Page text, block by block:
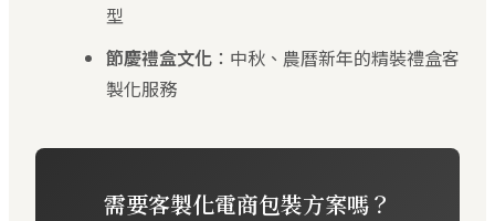
型
節慶禮盒文化 ：中秋、農曆新年的精裝禮盒客
製化服務
需要客製化電商包裝方案嗎？